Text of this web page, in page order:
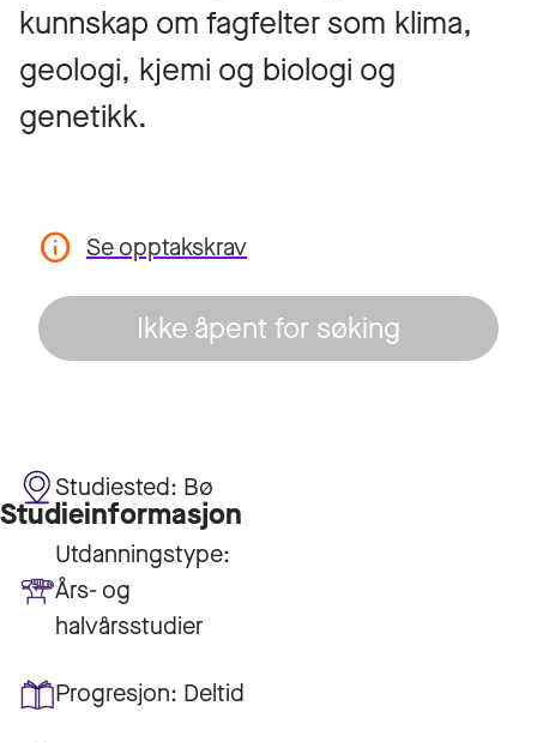
kunnskap om fagfelter som klima,
geologi, kjemi og biologi og
genetikk.
Se opptakskrav
Ikke åpent for søking
Studieinformasjon
Studiested: Bø
Utdanningstype:
Års- og
halvårsstudier
Progresjon: Deltid